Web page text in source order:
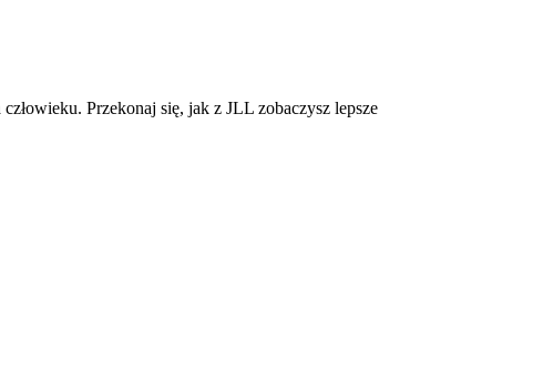
Przekonaj się, jak z JLL zobaczysz lepsze